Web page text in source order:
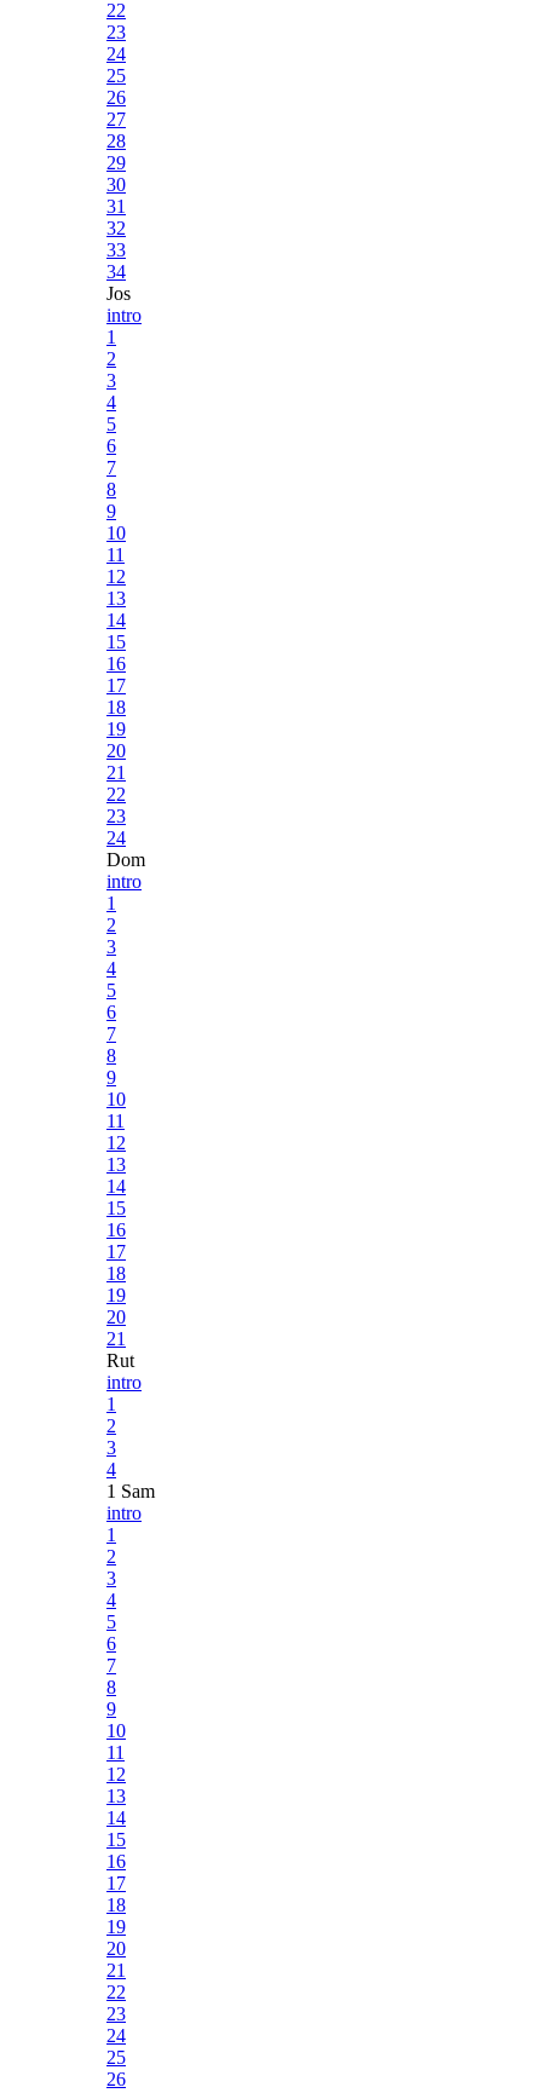
22
23
24
25
26
27
28
29
30
31
32
33
34
Jos
intro
1
2
3
4
5
6
7
8
9
10
11
12
13
14
15
16
17
18
19
20
21
22
23
24
Dom
intro
1
2
3
4
5
6
7
8
9
10
11
12
13
14
15
16
17
18
19
20
21
Rut
intro
1
2
3
4
1 Sam
intro
1
2
3
4
5
6
7
8
9
10
11
12
13
14
15
16
17
18
19
20
21
22
23
24
25
26